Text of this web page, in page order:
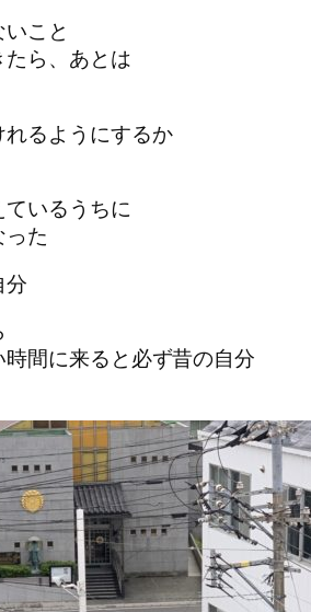
こと
ら、あとは
るようにするか
いるうちに
た
分
間に来ると必ず昔の自分